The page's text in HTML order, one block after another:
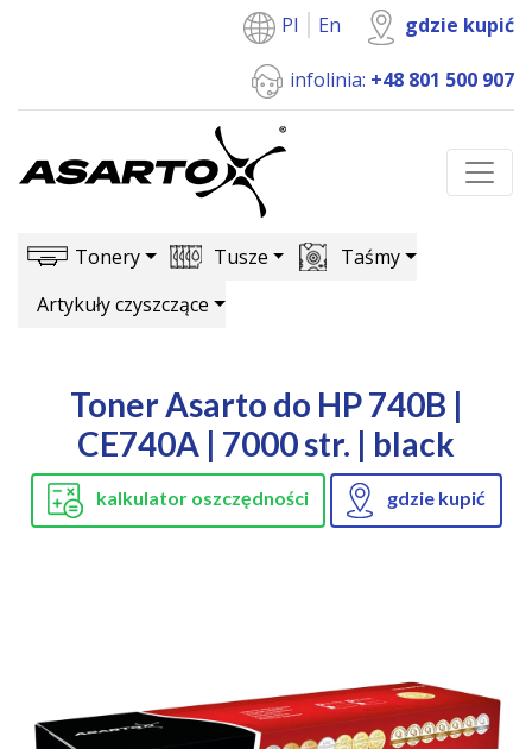
Pl En gdzie kupić
infolinia: +48 801 500 907
Tonery Tusze
Taśmy
Artykuły czyszczące
Toner Asarto do HP 740B |
CE740A | 7000 str. | black
kalkulator oszczędności gdzie kupić